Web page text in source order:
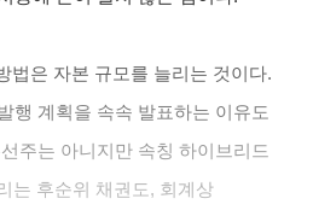
법은 자본 규모를 늘리는 것이다.
행 계획을 속속 발표하는 이유도
주는 아니지만 속칭 하이브리드
는 후순위 채권도, 회계상